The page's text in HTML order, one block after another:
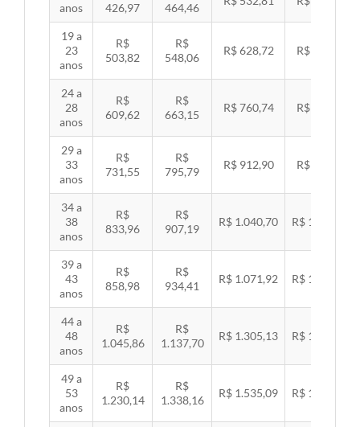
anos 426,97 464,46
19 a
23
anos
R$
503,82
R$
548,06
R$ 628,72 R$ 647,89
24 a
28
anos
R$
609,62
R$
663,15
R$ 760,74 R$ 783,94
29 a
33
anos
R$
731,55
R$
795,79
R$ 912,90 R$ 940,74
34 a
38
anos
R$
833,96
R$
907,19
R$ 1.040,70 R$ 1.072,43
39 a
43
anos
R$
858,98
R$
934,41
R$ 1.071,92 R$ 1.104,60
44 a
48
anos
R$
1.045,86
R$
1.137,70
R$ 1.305,13 R$ 1.344,92
49 a
53
anos
R$
1.230,14
R$
1.338,16
R$ 1.535,09 R$ 1.581,89